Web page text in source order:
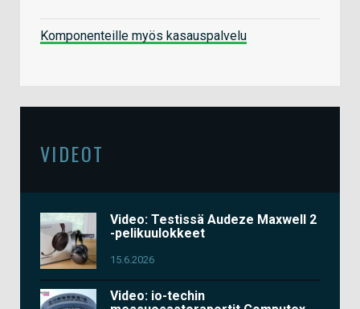
Komponenteille myös kasauspalvelu
VIDEOT
Video: Testissä Audeze Maxwell 2
-pelikuulokkeet
15.6.2026
Video: io-techin